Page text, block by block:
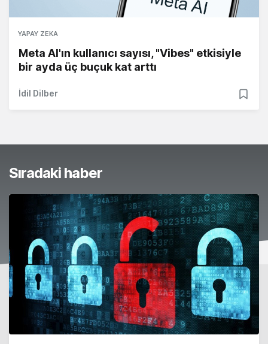
YAPAY ZEKA
Meta AI'ın kullanıcı sayısı, "Vibes" etkisiyle
bir ayda üç buçuk kat arttı
İdil Dilber
Sıradaki haber